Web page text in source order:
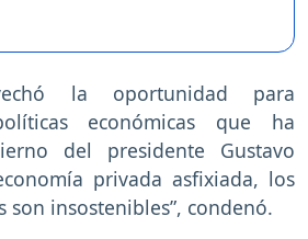
la oportunidad para
económicas que ha
del presidente Gustavo
privada asfixiada, los
son insostenibles”, condenó.